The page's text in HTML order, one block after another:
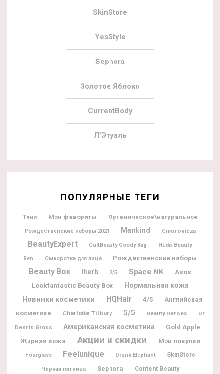
SkinStore
YesStyle
Sephora
Золотое Яблоко
CurrentBody
Л’Этуаль
ПОПУЛЯРНЫЕ ТЕГИ
Тени Мои фавориты Органическое\натуральное
Рождественские наборы 2021 Mankind Omorovicza
BeautyExpert CultBeauty Goody Bag Huda Beauty
Ren Сыворотка для лица Рождественские наборы
Beauty Box Iherb 2/5 Space NK Asos
Lookfantastic Beauty Box Нормальная кожа
Новинки косметики HQHair 4/5
Английская
косметика
Charlotte Tilbury 5/5 Beauty Heroes
Dr
Dennis Gross
Американская косметика Gold Apple
Жирная кожа Акции и скидки Мои покупки
Hourglass Feelunique Drunk Elephant SkinStore
Черная пятница Sephora Content Beauty